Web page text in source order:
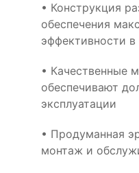
• Конструкция
обеспечения
эффективности в
• Качественные
обеспечивают
эксплуатации
• Продуманная
монтаж и